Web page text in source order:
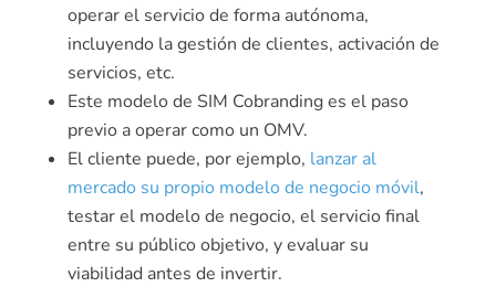
operar el servicio de forma autónoma,
incluyendo la gestión de clientes, activación de
servicios, etc.
Este modelo de SIM Cobranding es el paso
previo a operar como un OMV.
El cliente puede, por ejemplo, lanzar al
mercado su propio modelo de negocio móvil,
testar el modelo de negocio, el servicio final
entre su público objetivo, y evaluar su
viabilidad antes de invertir.